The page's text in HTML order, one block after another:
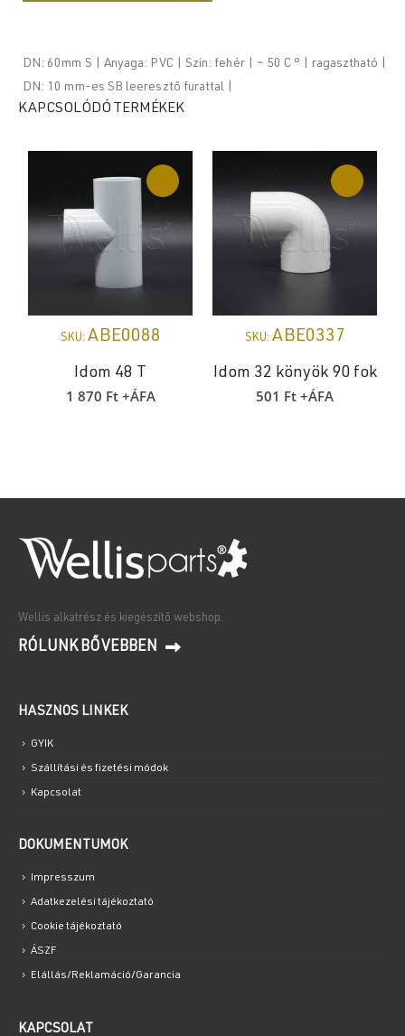
DN: 60mm S | Anyaga: PVC | Szín: fehér | ~ 50 C ° | ragasztható |
DN: 10 mm-es SB leeresztő furattal |
KAPCSOLÓDÓ TERMÉKEK
SKU: ABE0088
Idom 48 T
1 870 Ft+ÁFA
SKU: ABE0337
Idom 32 könyök 90 fok
501 Ft +ÁFA
Wellis alkatrész és kiegészítő webshop.
RÓLUNK BŐVEBBEN
HASZNOS LINKEK
GYIK
Szállítási és fizetési módok
Kapcsolat
DOKUMENTUMOK
Impresszum
Adatkezelési tájékoztató
Cookie tájékoztató
ÁSZF
Elállás/Reklamáció/Garancia
KAPCSOLAT